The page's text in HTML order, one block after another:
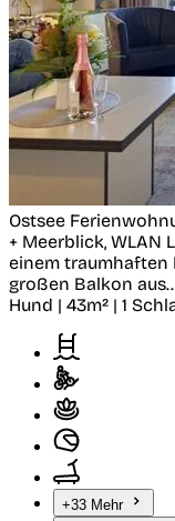
Ostsee
+ Meerblick, WLAN
einem traumhaften
großen Balkon
Hund | 43m² | 1
+33 Mehr